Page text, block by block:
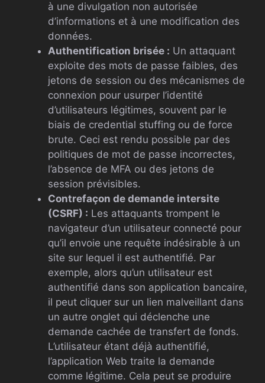
à une divulgation non autorisée
d’informations et à une modification des
données.
Authentification brisée : Un attaquant
exploite des mots de passe faibles, des
jetons de session ou des mécanismes de
connexion pour usurper l’identité
d’utilisateurs légitimes, souvent par le
biais de credential stuffing ou de force
brute. Ceci est rendu possible par des
politiques de mot de passe incorrectes,
l’absence de MFA ou des jetons de
session prévisibles.
Contrefaçon de demande intersite
(CSRF) : Les attaquants trompent le
navigateur d’un utilisateur connecté pour
qu’il envoie une requête indésirable à un
site sur lequel il est authentifié. Par
exemple, alors qu’un utilisateur est
authentifié dans son application bancaire,
il peut cliquer sur un lien malveillant dans
un autre onglet qui déclenche une
demande cachée de transfert de fonds.
L’utilisateur étant déjà authentifié,
l’application Web traite la demande
comme légitime. Cela peut se produire